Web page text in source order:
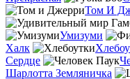
Том И
Умизуми
Халк
Сердце
Шарлотта Земляничка